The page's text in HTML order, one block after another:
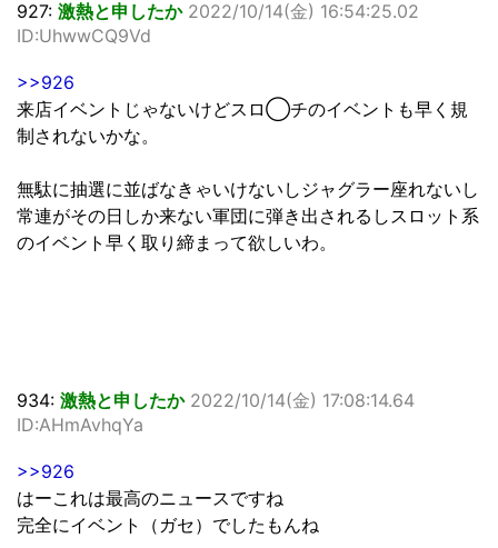
927: 激熱と申したか 2022/10/14(金) 16:54:25.02
ID:UhwwCQ9Vd
>>926
来店イベントじゃないけどスロ◯チのイベントも早く規
制されないかな。
無駄に抽選に並ばなきゃいけないしジャグラー座れないし
常連がその日しか来ない軍団に弾き出されるしスロット系
のイベント早く取り締まって欲しいわ。
934: 激熱と申したか 2022/10/14(金) 17:08:14.64
ID:AHmAvhqYa
>>926
はーこれは最高のニュースですね
完全にイベント（ガセ）でしたもんね